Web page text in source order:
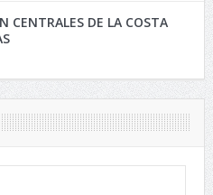
CENTRALES DE LA COSTA